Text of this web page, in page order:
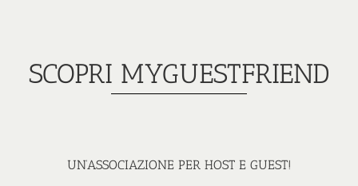
SCOPRI MYGUESTFRIEND
UN’ASSOCIAZIONE PER HOST E GUEST!